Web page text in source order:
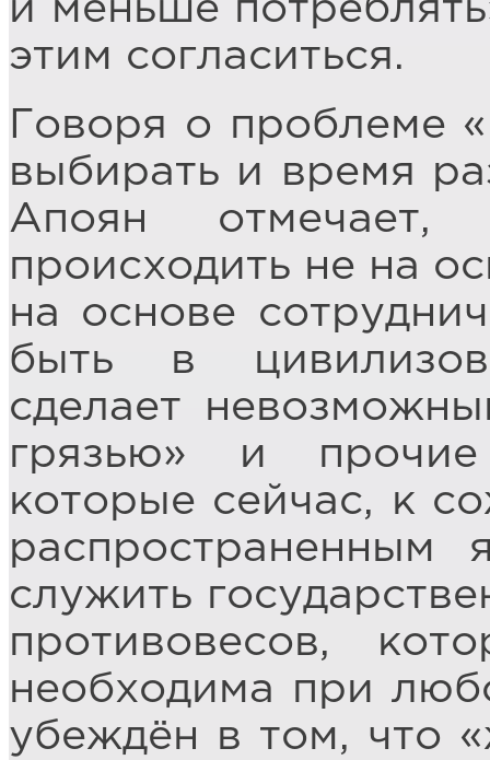
и меньше
этим согласиться.
Говоря о проблеме
выбирать и время
Апоян
происходить не на
на основе
быть в
сделает
грязью» и прочие
которые сейчас, к
распространенным
служить
противовесов,
необходима при
убеждён в том, что